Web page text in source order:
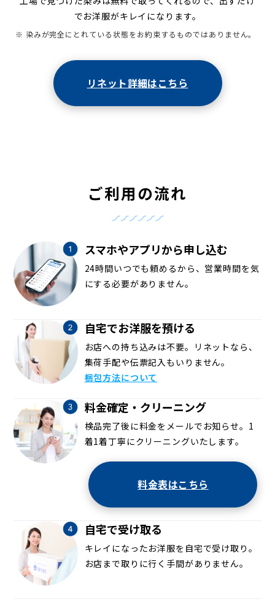
でお洋服がキレイになります。
※ 染みが完全にとれている状態をお約束するものではありません。
リネット詳細はこちら
ご利用の流れ
スマホやアプリから申し込む
24時間いつでも頼めるから、営業時間を気
にする必要がありません。
自宅でお洋服を預ける
お店への持ち込みは不要。リネットなら、
集荷手配や伝票記入もいりません。
梱包方法について
料金確定・クリーニング
検品完了後に料金をメールでお知らせ。1
着1着丁寧にクリーニングいたします。
料金表はこちら
自宅で受け取る
キレイになったお洋服を自宅で受け取り。
お店まで取りに行く手間がありません。